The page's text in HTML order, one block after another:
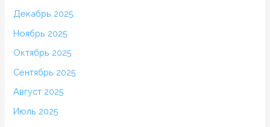
Декабрь 2025
Ноябрь 2025
Октябрь 2025
Сентябрь 2025
Август 2025
Июль 2025